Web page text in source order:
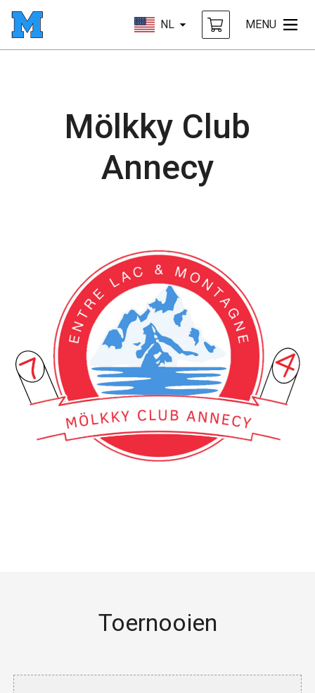
NL MENU
Mölkky Club
Annecy
Toernooien